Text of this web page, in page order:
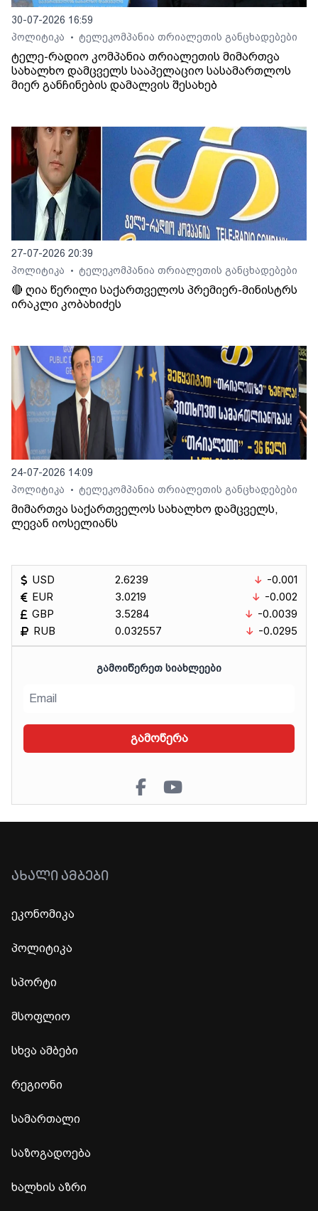
30-07-2026 16:59
პოლიტიკა
• ტელეკომპანია თრიალეთის განცხადებები
ტელე-რადიო კომპანია თრიალეთის მიმართვა
სახალხო დამცველს სააპელაციო სასამართლოს
მიერ განჩინების დამალვის შესახებ
27-07-2026 20:39
პოლიტიკა
• ტელეკომპანია თრიალეთის განცხადებები
🔴 ღია წერილი საქართველოს პრემიერ-მინისტრს
ირაკლი კობახიძეს
24-07-2026 14:09
პოლიტიკა
• ტელეკომპანია თრიალეთის განცხადებები
მიმართვა საქართველოს სახალხო დამცველს,
ლევან იოსელიანს
USD
EUR
GBP
RUB
2.6239
3.0219
3.5284
0.032557
-0.001
-0.002
-0.0039
-0.0295
ᲒᲐᲛᲝᲘᲬᲔᲠᲔᲗ ᲡᲘᲐᲮᲚᲔᲔᲑᲘ
გამოწერა
ᲐᲮᲐᲚᲘ ᲐᲛᲑᲔᲑᲘ
ეკონომიკა
პოლიტიკა
სპორტი
მსოფლიო
სხვა ამბები
რეგიონი
სამართალი
საზოგადოება
ხალხის აზრი